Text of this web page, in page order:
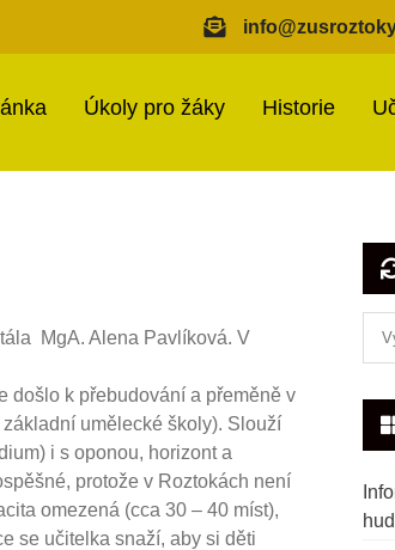
Úkoly pro žáky Historie
MgA. Alena Pavlíková. V
došlo k přebudování a přeměně v
umělecké školy). Slouží
i s oponou, horizont a
protože v Roztokách není
omezená (cca 30 – 40 míst),
se učitelka snaží, aby si děti